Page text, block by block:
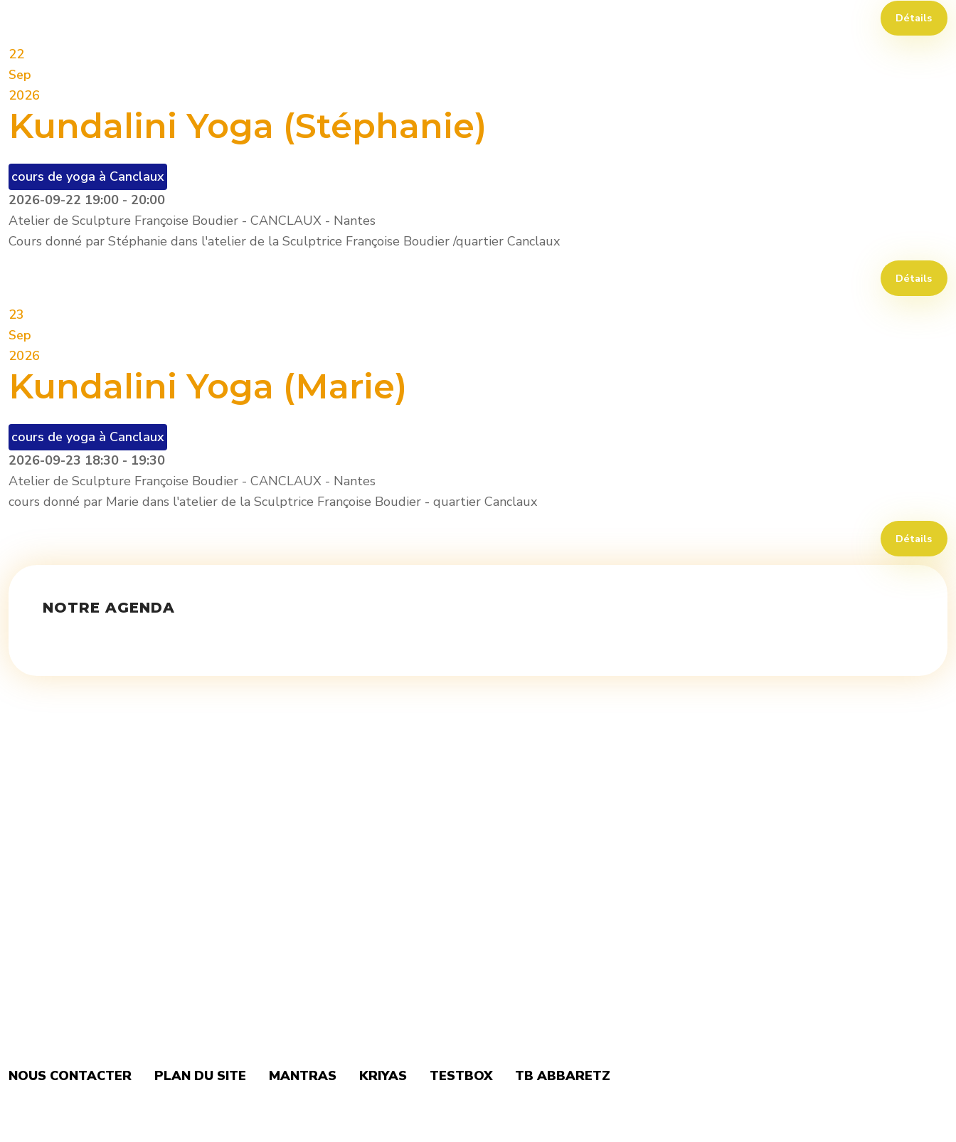
Détails
22
Sep
2026
Kundalini Yoga (Stéphanie)
cours de yoga à Canclaux
2026-09-22 19:00 - 20:00
Atelier de Sculpture Françoise Boudier - CANCLAUX - Nantes
Cours donné par Stéphanie dans l'atelier de la Sculptrice Françoise Boudier /quartier Canclaux
Détails
23
Sep
2026
Kundalini Yoga (Marie)
cours de yoga à Canclaux
2026-09-23 18:30 - 19:30
Atelier de Sculpture Françoise Boudier - CANCLAUX - Nantes
cours donné par Marie dans l'atelier de la Sculptrice Françoise Boudier - quartier Canclaux
Détails
NOTRE AGENDA
NOUS CONTACTER PLAN DU SITE MANTRAS KRIYAS TESTBOX TB ABBARETZ